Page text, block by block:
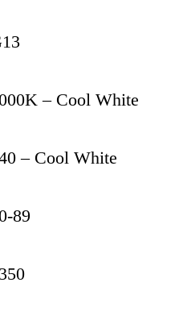
– Cool White
– Cool White
89